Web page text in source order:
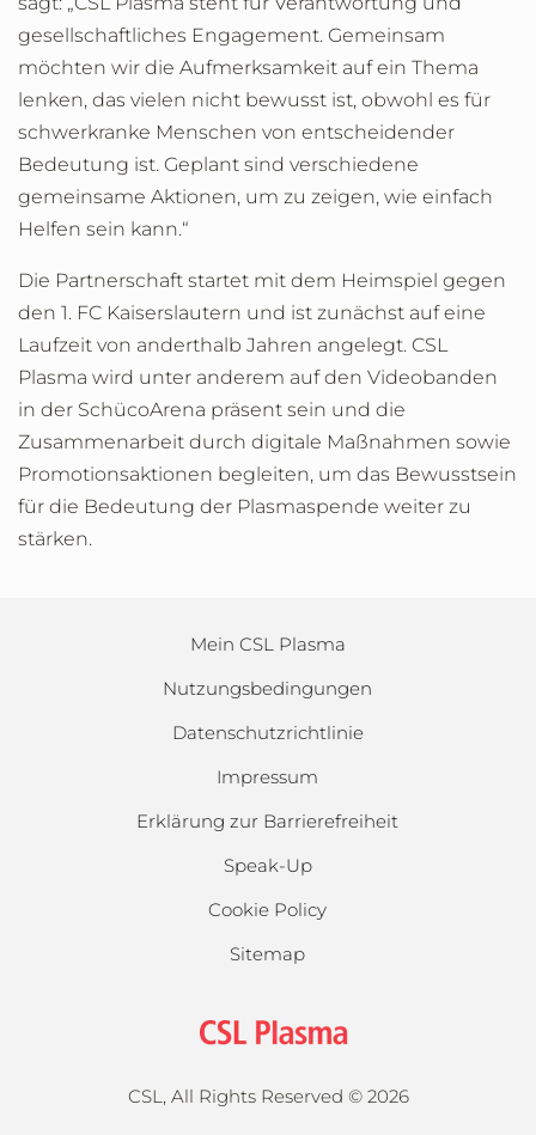
gesellschaftliches Engagement. Gemeinsam
möchten wir die Aufmerksamkeit auf ein Thema
lenken, das vielen nicht bewusst ist, obwohl es für
schwerkranke Menschen von entscheidender
Bedeutung ist. Geplant sind verschiedene
gemeinsame Aktionen, um zu zeigen, wie einfach
Helfen sein kann.“
Die Partnerschaft startet mit dem Heimspiel gegen
den 1. FC Kaiserslautern und ist zunächst auf eine
Laufzeit von anderthalb Jahren angelegt. CSL
Plasma wird unter anderem auf den Videobanden
in der SchücoArena präsent sein und die
Zusammenarbeit durch digitale Maßnahmen sowie
Promotionsaktionen begleiten, um das Bewusstsein
für die Bedeutung der Plasmaspende weiter zu
stärken.
Mein CSL Plasma
Nutzungsbedingungen
Datenschutzrichtlinie
Impressum
Erklärung zur Barrierefreiheit
Speak-Up
Cookie Policy
Sitemap
CSL, All Rights Reserved © 2026